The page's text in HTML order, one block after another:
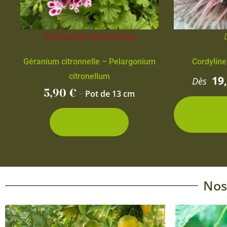
Indisponible actuellement
Géranium citronnelle – Pelargonium
citronellum
5,90€ - Pot de 13 cm
Dès